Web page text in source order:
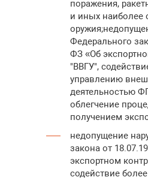
поражения,
и иных наиболее
Федерального
ФЗ «Об
"ВВГУ",
управлению
деятельностью
облегчение
получением
недопущение
закона от
экспортном
содействие